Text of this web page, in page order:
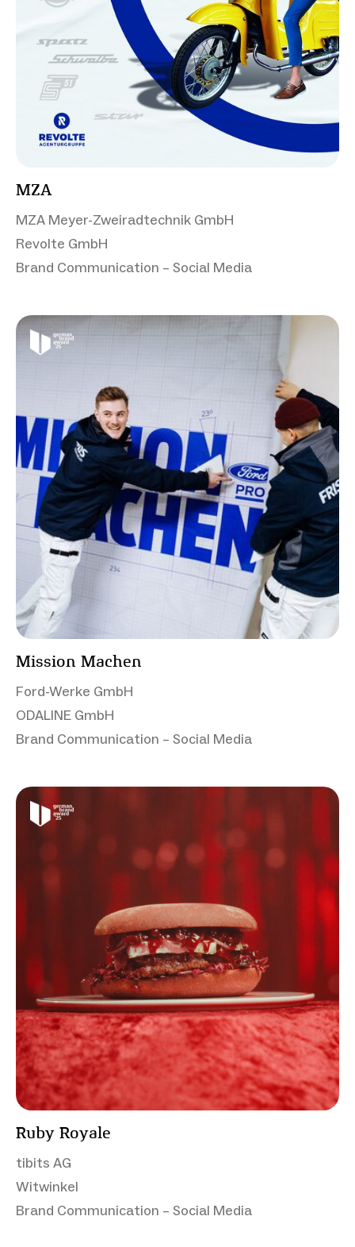
MZA
MZA Meyer-Zweiradtechnik GmbH
Revolte GmbH
Brand Communication – Social Media
Mission Machen
Ford-Werke GmbH
ODALINE GmbH
Brand Communication – Social Media
Ruby Royale
tibits AG
Witwinkel
Brand Communication – Social Media